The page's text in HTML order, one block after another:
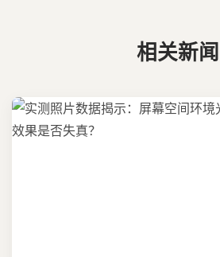
相关新闻